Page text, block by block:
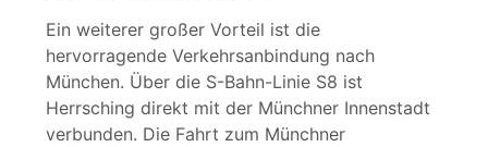
Ein weiterer großer Vorteil ist die
hervorragende Verkehrsanbindung nach
München. Über die S-Bahn-Linie S8 ist
Herrsching direkt mit der Münchner Innenstadt
verbunden. Die Fahrt zum Münchner